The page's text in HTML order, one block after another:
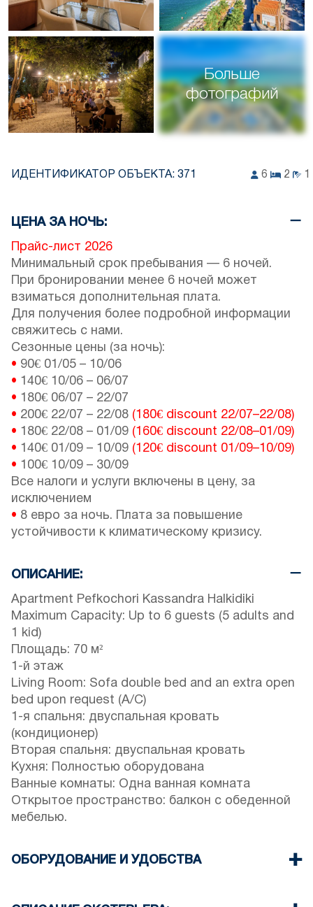
Больше
фотографий
ИДЕНТИФИКАТОР ОБЪЕКТА: 371 6 2 1
ЦЕНА ЗА НОЧЬ:
Прайс-лист 2026
Минимальный срок пребывания — 6 ночей.
При бронировании менее 6 ночей может
взиматься дополнительная плата.
Для получения более подробной информации
свяжитесь с нами.
Сезонные цены (за ночь):
• 90€ 01/05 – 10/06
• 140€ 10/06 – 06/07
• 180€ 06/07 – 22/07
• 200€ 22/07 – 22/08 (180€ discount 22/07–22/08)
• 180€ 22/08 – 01/09 (160€ discount 22/08–01/09)
• 140€ 01/09 – 10/09 (120€ discount 01/09–10/09)
• 100€ 10/09 – 30/09
Все налоги и услуги включены в цену, за
исключением
• 8 евро за ночь. Плата за повышение
устойчивости к климатическому кризису.
ОПИСАНИЕ:
Apartment Pefkochori Kassandra Halkidiki
Maximum Capacity: Up to 6 guests (5 adults and
1 kid)
Площадь: 70 м²
1-й этаж
Living Room: Sofa double bed and an extra open
bed upon request (A/C)
1-я спальня: двуспальная кровать
(кондиционер)
Вторая спальня: двуспальная кровать
Кухня: Полностью оборудована
Ванные комнаты: Одна ванная комната
Открытое пространство: балкон с обеденной
мебелью.
ОБОРУДОВАНИЕ И УДОБСТВА
предоставляются.